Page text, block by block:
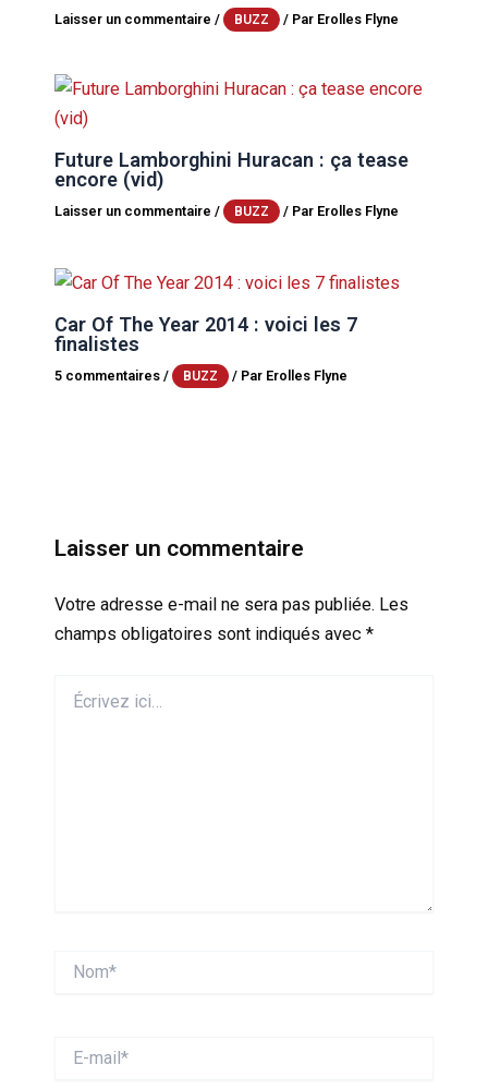
Laisser un commentaire / BUZZ / Par Erolles Flyne
Future Lamborghini Huracan : ça tease
encore (vid)
Laisser un commentaire / BUZZ / Par Erolles Flyne
Car Of The Year 2014 : voici les 7
finalistes
5 commentaires / BUZZ / Par Erolles Flyne
Laisser un commentaire
Votre adresse e-mail ne sera pas publiée. Les
champs obligatoires sont indiqués avec *
ici…
mail*